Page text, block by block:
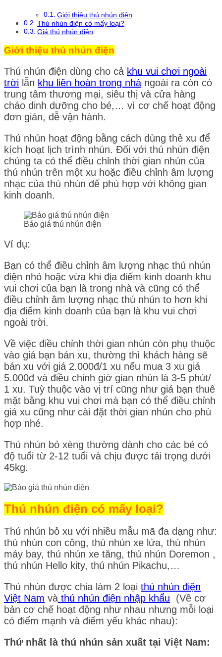
Giới thiệu thú nhún điện
Thú nhún điện có mấy loại?
Giá thú nhún điện
Giới thiệu thú nhún điện
Thú nhún điện dùng cho cả khu vui chơi ngoài
trời lẫn khu liên hoàn trong nhà ngoài ra còn có
trung tâm thương mại, siêu thị và cửa hàng
cháo dinh dưỡng cho bé,… vì cơ chế hoạt động
đơn giản, dễ vận hành.
Thú nhún hoạt động bằng cách dùng thẻ xu để
kích hoạt lịch trình nhún. Đối với thú nhún điện
chúng ta có thể điều chỉnh thời gian nhún của
thú nhún trên một xu hoặc điều chỉnh âm lượng
nhạc của thú nhún để phù hợp với không gian
kinh doanh.
Báo giá thú nhún điện
Ví dụ:
Bạn có thể điều chỉnh âm lượng nhạc thú nhún
điện nhỏ hoặc vừa khi địa điểm kinh doanh khu
vui chơi của bạn là trong nhà và cũng có thể
điều chỉnh âm lượng nhạc thú nhún to hơn khi
địa điểm kinh doanh của bạn là khu vui chơi
ngoài trời.
Về việc điều chỉnh thời gian nhún còn phụ thuộc
vào giá bạn bán xu, thường thì khách hàng sẽ
bán xu với giá 2.000đ/1 xu nếu mua 3 xu giá
5.000đ và điều chỉnh giờ gian nhún là 3-5 phút/
1 xu. Tuỳ thuộc vào vị trí cũng như giá bạn thuê
mặt bằng khu vui chơi mà bạn có thể điều chỉnh
giá xu cũng như cài đặt thời gian nhún cho phù
hợp nhé.
Thú nhún bỏ xèng thường dành cho các bé có
độ tuổi từ 2-12 tuổi và chịu được tải trọng dưới
45kg.
Thú nhún điện có mấy loại?
Thú nhún bỏ xu với nhiều mẫu mã đa dạng như:
thú nhún con công, thú nhún xe lửa, thú nhún
máy bay, thú nhún xe tăng, thú nhún Doremon ,
thú nhún Hello kity, thú nhún Pikachu,…
Thú nhún được chia làm 2 loại thú nhún điện
Việt Nam và thú nhún điện nhập khẩu (Về cơ
bản cơ chế hoạt động như nhau nhưng mỗi loại
có điểm mạnh và điểm yếu khác nhau):
Thứ nhất là thú nhún sản xuất tại Việt Nam: